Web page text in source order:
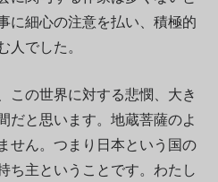
に細心の注意を払い、積極的
でした。
この世界に対する悲憫、大き
だと思います。地蔵菩薩のよ
せん。つまり日本という国の
ち主ということです。わたし